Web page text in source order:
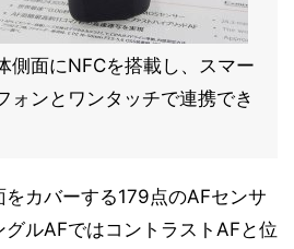
側面にNFCを搭載し、スマー
ォンとワンタッチで連携でき
カバーする179点のAFセンサ
ルAFではコントラストAFと位